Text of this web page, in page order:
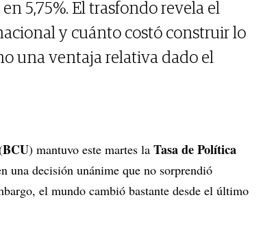
5,75%. El trasfondo revela el
y cuánto costó construir lo
una ventaja relativa dado el
BCU) mantuvo este martes la Tasa de Política
una decisión unánime que no sorprendió
el mundo cambió bastante desde el último